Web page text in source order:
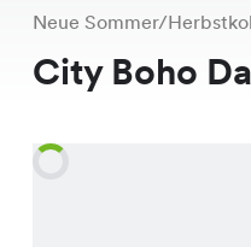
Neue Sommer/
City Boho